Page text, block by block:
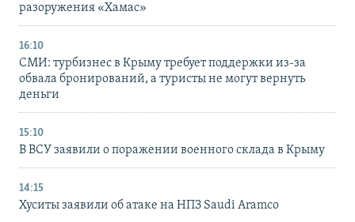
разоружения «Хамас»
16:10
СМИ: турбизнес в Крыму требует поддержки из-за
обвала бронирований, а туристы не могут вернуть
деньги
15:10
В ВСУ заявили о поражении военного склада в Крыму
14:15
Хуситы заявили об атаке на НПЗ Saudi Aramco